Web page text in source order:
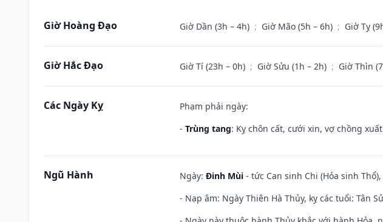
Giờ Hoàng Đạo Giờ Dần (3h – 4h) ; Giờ Mão (5h – 6h) ; Giờ Tỵ
Giờ Hắc Đạo Giờ Tí (23h – 0h) ; Giờ Sửu (1h – 2h) ; Giờ Thìn
Các Ngày Kỵ
Phạm phải ngày:
- Trùng tang: Kỵ chôn cất, cưới xin, vợ chồng
Ngũ Hành Ngày: Đinh Mùi - tức Can sinh Chi (Hỏa sinh
- Nạp âm: Ngày Thiên Hà Thủy, kỵ các tuổi: Tân